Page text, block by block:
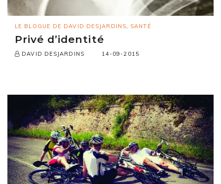
LE BLOGUE DE DAVID DESJARDINS, SANTÉ
Privé d’identité
DAVID DESJARDINS 14-09-2015